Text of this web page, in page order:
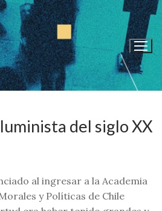
del siglo XX
al ingresar a la Academia
y Políticas de Chile